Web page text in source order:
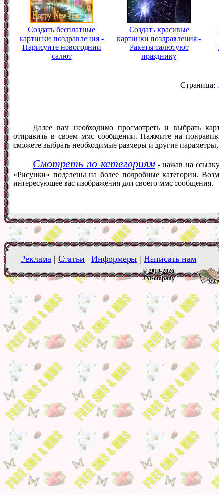
Создать бесплатные
картинки поздравления -
Нарисуйте новогодний
салют
Создать красивые
картинки поздравления -
Ракеты салютуют
празднику
Страница:
Далее вам необходимо просмотреть и выбрать
отправить в своем ммс сообщении. Нажмите на
сможете выбрать необходимые размеры и другие
Смотреть по категориям- нажав на
«Рисунки» поделены на более подробные категории.
интересующее вас изображения для своего ммс сообщения.
Реклама | Статьи | Информеры | Написать нам
© 2010-2026
JNKompany